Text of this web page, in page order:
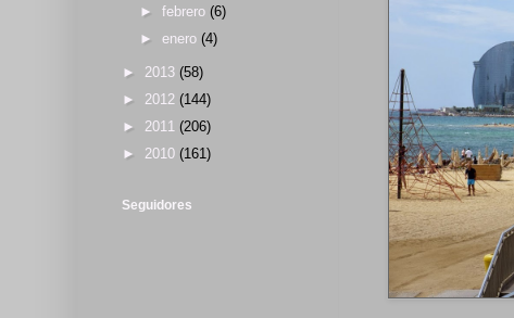
► febrero (6)
► enero (4)
► 2013 (58)
► 2012 (144)
► 2011 (206)
► 2010 (161)
Seguidores